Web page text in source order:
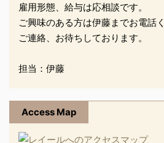
雇用形態、給与は応相談です。
ご興味のある方は伊藤までお電話
ご連絡、お待ちしております。
担当：伊藤
Access Map